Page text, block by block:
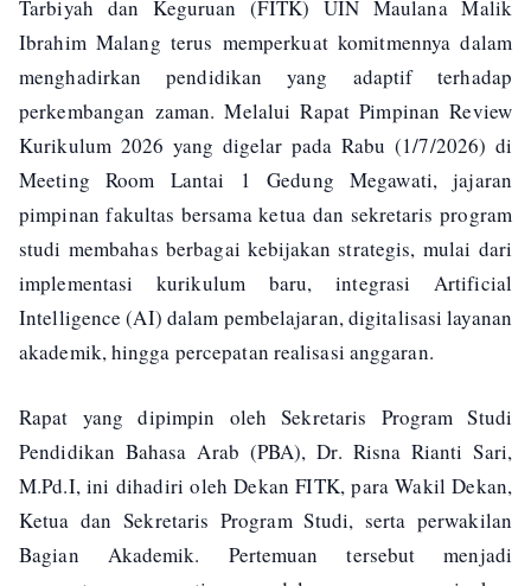
Tarbiyah dan Keguruan (FITK) UIN Maulana Malik
Ibrahim Malang terus memperkuat komitmennya dalam
menghadirkan pendidikan yang adaptif terhadap
perkembangan zaman. Melalui Rapat Pimpinan Review
Kurikulum 2026 yang digelar pada Rabu (1/7/2026) di
Meeting Room Lantai 1 Gedung Megawati, jajaran
pimpinan fakultas bersama ketua dan sekretaris program
studi membahas berbagai kebijakan strategis, mulai dari
implementasi kurikulum baru, integrasi Artificial
Intelligence (AI) dalam pembelajaran, digitalisasi layanan
akademik, hingga percepatan realisasi anggaran.
Rapat yang dipimpin oleh Sekretaris Program Studi
Pendidikan Bahasa Arab (PBA), Dr. Risna Rianti Sari,
M.Pd.I, ini dihadiri oleh Dekan FITK, para Wakil Dekan,
Ketua dan Sekretaris Program Studi, serta perwakilan
Bagian Akademik. Pertemuan tersebut menjadi